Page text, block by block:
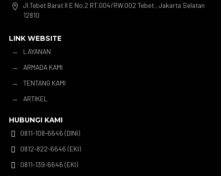

Jl.Tebet Barat II E No.2 RT.004/RW.002 Tebet , Jakarta Selatan
12810
LINK WEBSITE
K
LAYANAN
K ARMADA KAMI
K TENTANG KAMI
K ARTIKEL
HUBUNGI KAMI

0811-108-6646 (DINI)

0812-822-6646 (EKI)

0811-139-6646 (EKI)